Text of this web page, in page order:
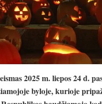
2025 m. liepos 24 d.
byloje, kurioje